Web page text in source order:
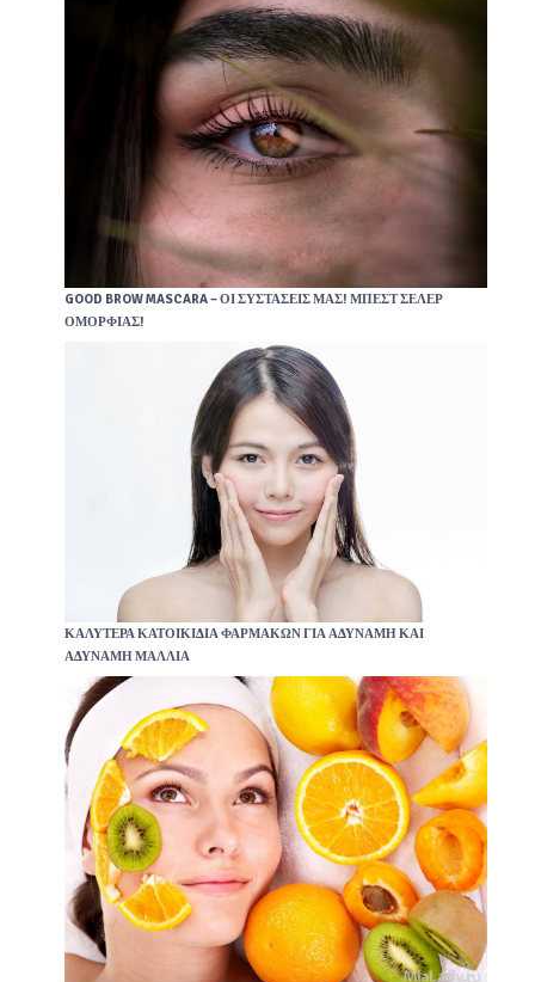
GOOD BROW MASCARA – ΟΙ ΣΥΣΤΆΣΕΙΣ ΜΑΣ! ΜΠΕΣΤ ΣΈΛΕΡ
ΟΜΟΡΦΙΆΣ!
ΚΑΛΎΤΕΡΑ ΚΑΤΟΙΚΙΔΙΑ ΦΑΡΜΆΚΩΝ ΓΙΑ ΑΔΎΝΑΜΗ ΚΑΙ
ΑΔΎΝΑΜΗ ΜΑΛΛΙΆ